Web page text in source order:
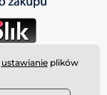
ustawianieplików